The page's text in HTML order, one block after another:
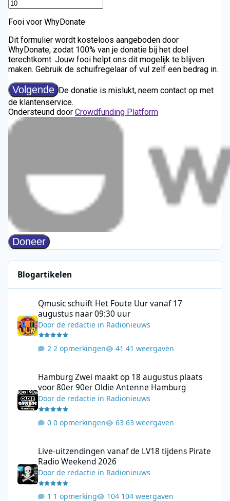
Blogartikelen
Qmusic schuift Het Foute Uur vanaf 17
augustus naar 09:30 uur
Doorde redactie in Radionieuws
2 opmerkingen 41 weergaven
Hamburg Zwei maakt op 18 augustus plaats
voor 80er 90er Oldie Antenne Hamburg
Doorde redactie in Radionieuws
0 opmerkingen 63 weergaven
Live-uitzendingen vanaf de LV18 tijdens Pirate
Radio Weekend 2026
Doorde redactie in Radionieuws
1 opmerking 104 weergaven